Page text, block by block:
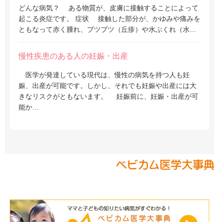
どんな病気？ ある物質が、皮膚に接触することによって
起こる炎症です。 症状 接触した部分が、かゆみや痛みを
ともなって赤く腫れ、ブツブツ（丘疹）や水ぶくれ（水…
慢性疾患のある人の妊娠・出産
医学が発達している現代は、慢性の病気を持つ人も妊
娠、出産が可能です。しかし、それでも妊娠や出産には大
きなリスクがともないます。 妊娠前に、妊娠・出産が可
能か…